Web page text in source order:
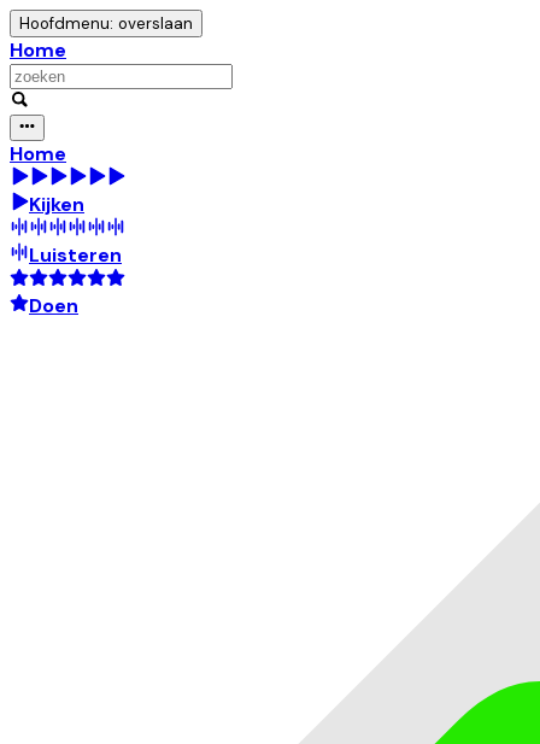
Hoofdmenu: overslaan
Home
Home
Kijken
Luisteren
Doen